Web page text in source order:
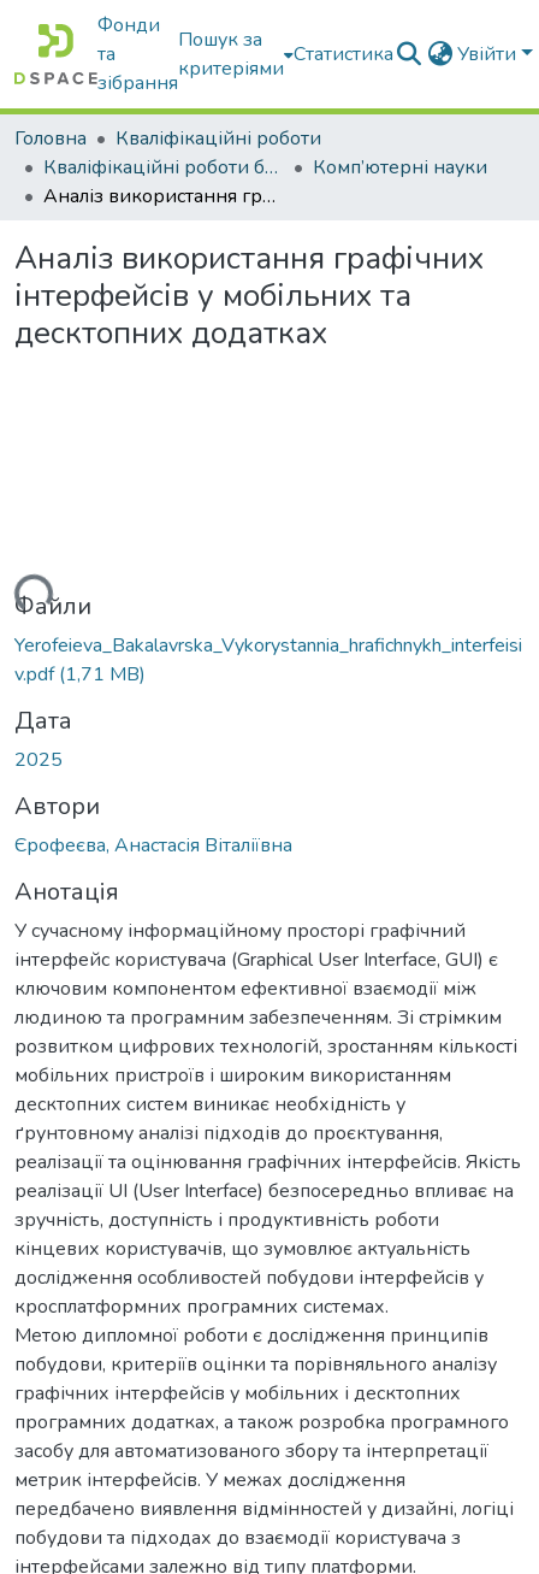
Фонди
та
зібрання
Пошук за
критеріями
Статистика Увійти
Головна
Кваліфікаційні роботи
Кваліфікаційні роботи бакалаврів
Комп’ютерні науки
Аналіз використання графічних інтерфейсів у мобільних та десктопних додатках
Аналіз використання графічних
інтерфейсів у мобільних та
десктопних додатках
Файли
Yerofeieva_Bakalavrska_Vykorystannia_hrafichnykh_interfeisi
v.pdf(1,71 MB)
Дата
2025
Автори
Єрофеєва, Анастасія Віталіївна
Анотація
У сучасному інформаційному просторі графічний
інтерфейс користувача (Graphical User Interface, GUI) є
ключовим компонентом ефективної взаємодії між
людиною та програмним забезпеченням. Зі стрімким
розвитком цифрових технологій, зростанням кількості
мобільних пристроїв і широким використанням
десктопних систем виникає необхідність у
ґрунтовному аналізі підходів до проєктування,
реалізації та оцінювання графічних інтерфейсів. Якість
реалізації UI (User Interface) безпосередньо впливає на
зручність, доступність і продуктивність роботи
кінцевих користувачів, що зумовлює актуальність
дослідження особливостей побудови інтерфейсів у
кросплатформних програмних системах.
Метою дипломної роботи є дослідження принципів
побудови, критеріїв оцінки та порівняльного аналізу
графічних інтерфейсів у мобільних і десктопних
програмних додатках, а також розробка програмного
засобу для автоматизованого збору та інтерпретації
метрик інтерфейсів. У межах дослідження
передбачено виявлення відмінностей у дизайні, логіці
побудови та підходах до взаємодії користувача з
інтерфейсами залежно від типу платформи.